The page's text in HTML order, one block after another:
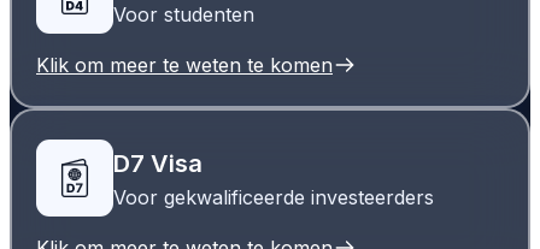
Voor studenten
Klik om meer te weten te komen
D7 Visa
Voor gekwalificeerde investeerders